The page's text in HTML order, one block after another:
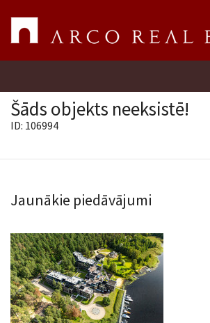
Uzņēmums
Pakalpojumi
Kontakti
Šāds objekts neeksistē!
ID: 106994
Jaunākie piedāvājumi